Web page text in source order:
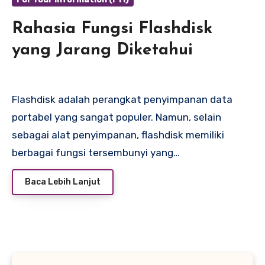
Rahasia Fungsi Flashdisk
yang Jarang Diketahui
Flashdisk adalah perangkat penyimpanan data
portabel yang sangat populer. Namun, selain
sebagai alat penyimpanan, flashdisk memiliki
berbagai fungsi tersembunyi yang…
Baca Lebih Lanjut